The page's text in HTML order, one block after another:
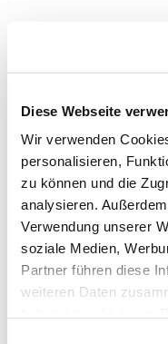
Diese Webseite
Wir verwenden
personalisieren,
zu können und die
analysieren.
Verwendung unserer
soziale Medien,
Partner führen diese
weiteren Daten